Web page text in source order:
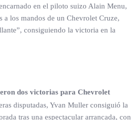
en el piloto suizo Alain Menu,
a los mandos de un Chevrolet Cruze,
consiguiendo la victoria en la
dos victorias para Chevrolet
disputadas, Yvan Muller consiguió la
tras una espectacular arrancada, con